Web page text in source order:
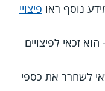
נוסף ראו פיצויי
זכאי לפיצויים
לשחרר את כספי